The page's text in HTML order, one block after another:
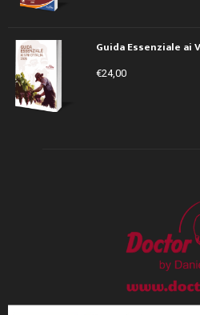
Guida Essenziale ai
€24,00